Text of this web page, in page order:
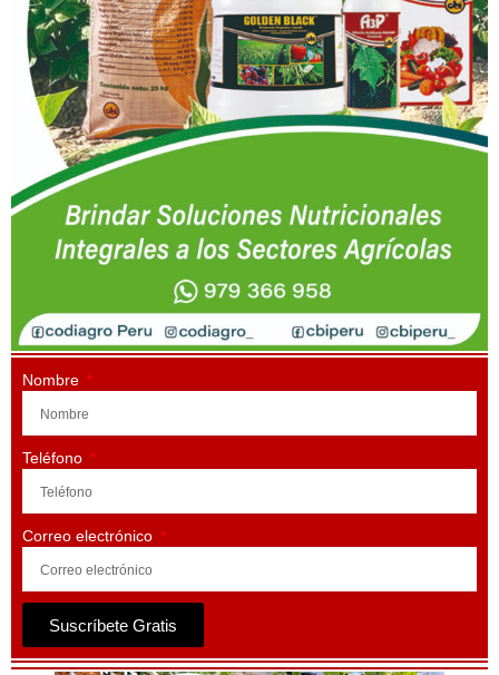
Nombre
Teléfono
Correo electrónico
Suscríbete Gratis